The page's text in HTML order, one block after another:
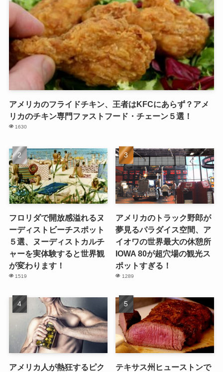
アメリカのフライドチキン、王者はKFCにあらず？アメ
リカのチキン専門ファストフード・チェーン５選！
1630
フロリダで開放感溢れるヌ
ーディストビーチスポット
５選、ヌーディストカルチ
ャーを実体験すると世界観
が変わります！
1519
アメリカのトラック野郎が
夢見るパラダイス空間、ア
イオワの世界最大の休憩所
IOWA 80が超穴場の観光ス
ポットすぎる！
1289
アメリカ人が熱狂するピク
テキサス州ヒューストンで